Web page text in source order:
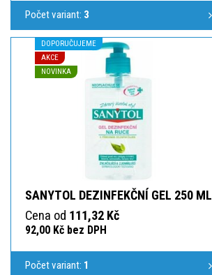
Počet variant: 3
DOPORUČUJEME
AKCE
NOVINKA
SANYTOL DEZINFEKČNÍ GEL 250 ML
Cena od 111,32 Kč
92,00 Kč bez DPH
Počet variant: 1